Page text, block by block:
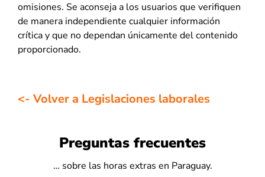
omisiones. Se aconseja a los usuarios que verifiquen
de manera independiente cualquier información
crítica y que no dependan únicamente del contenido
proporcionado.
<- Volver a Legislaciones laborales
Preguntas frecuentes
… sobre las horas extras en Paraguay.